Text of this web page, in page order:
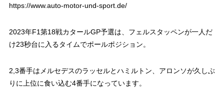
https://www.auto-motor-und-sport.de/
2023年F1第18戦カタールGP予選は、フェルスタッペンが一人だ
け23秒台に入るタイムでポールポジション。
2,3番手はメルセデスのラッセルとハミルトン、アロンソが久しぶ
りに上位に食い込む4番手になっています。